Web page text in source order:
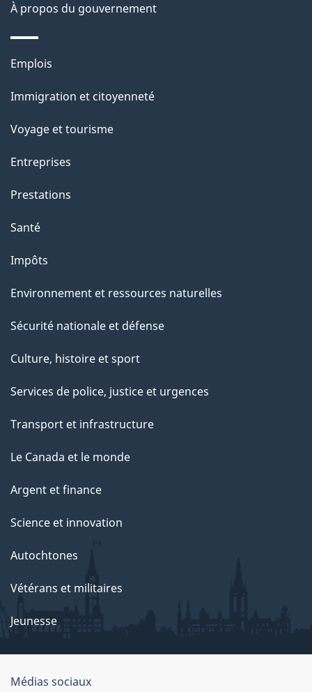
À propos du gouvernement
Thèmes
sujets
Emplois
Immigration et citoyenneté
Voyage et tourisme
Entreprises
Prestations
Santé
Impôts
Environnement et ressources naturelles
Sécurité nationale et défense
Culture, histoire et sport
Services de police, justice et urgences
Transport et infrastructure
Le Canada et le monde
Argent et finance
Science et innovation
Autochtones
Vétérans et militaires
Jeunesse
Organisation
Médias sociaux